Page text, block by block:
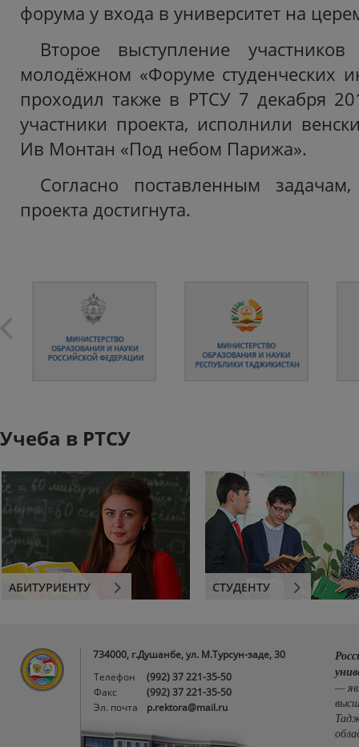
форума у входа в университет на
Второе выступление
молодёжном «Форуме студенческих
проходил также в РТСУ 7 декабря
участники проекта, исполнили
Ив Монтан «Под небом Парижа».
Согласно поставленным
проекта достигнута.
Учеба в РТСУ
АБИТУРИЕНТУ СТУДЕНТУ
734000, г.Душанбе, ул. М.Турсун-заде, 30
Телефон
(992) 37 221-35-50
Факс
(992) 37 221-35-50
Эл. почта
p.rektora@mail.ru
—